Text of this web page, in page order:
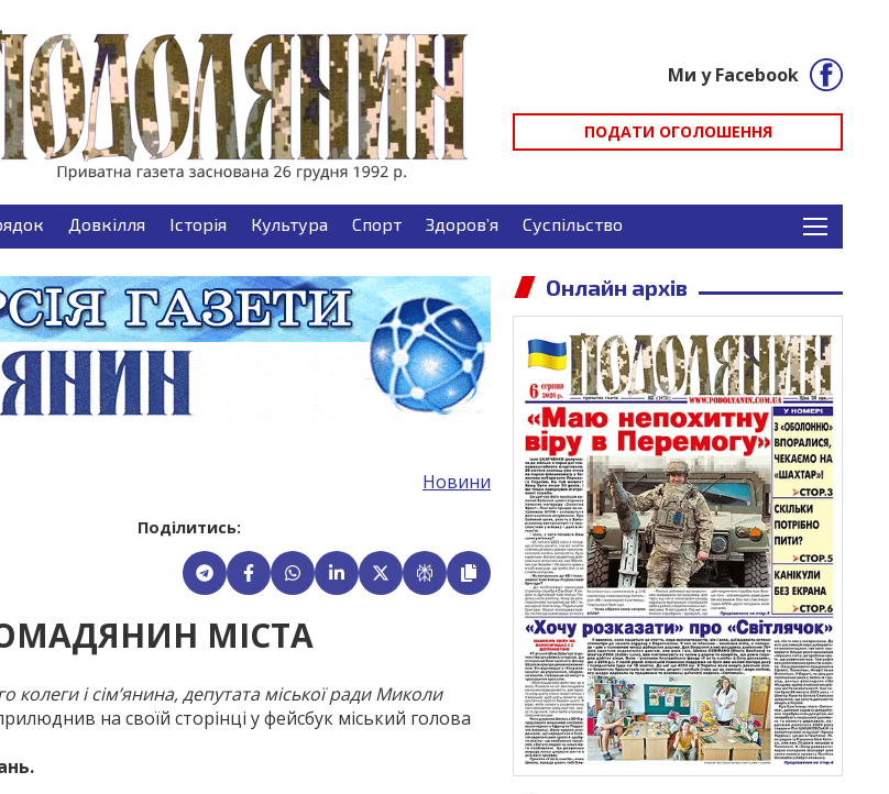
Ми у Facebook
ПОДАТИ ОГОЛОШЕННЯ
Довкілля Історія Культура Спорт Здоров’я Суспільство
Новини
Поділитись:
МІСТА
і сім’янина, депутата міської ради Миколи
на своїй сторінці у фейсбук міський голова
Онлайн архів